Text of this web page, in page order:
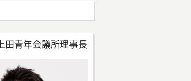
田青年会議所理事長